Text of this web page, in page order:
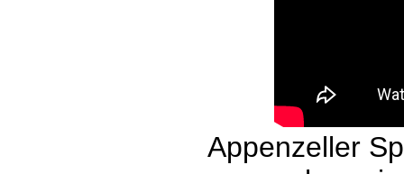
Appenzeller